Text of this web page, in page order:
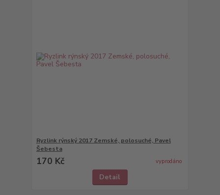
Ryzlink rýnský 2017 Zemské, polosuché, Pavel
Šebesta
170 Kč vyprodáno
Detail